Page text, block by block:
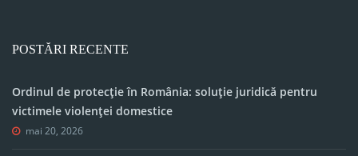
POSTĂRI RECENTE
Ordinul de protecție în România: soluție juridică pentru
victimele violenței domestice
mai 20, 2026